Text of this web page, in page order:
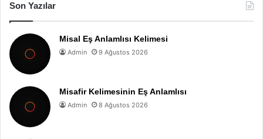
Son Yazılar
Misal Eş Anlamlısı Kelimesi
Admin 9 Ağustos 2026
Misafir Kelimesinin Eş Anlamlısı
Admin 8 Ağustos 2026